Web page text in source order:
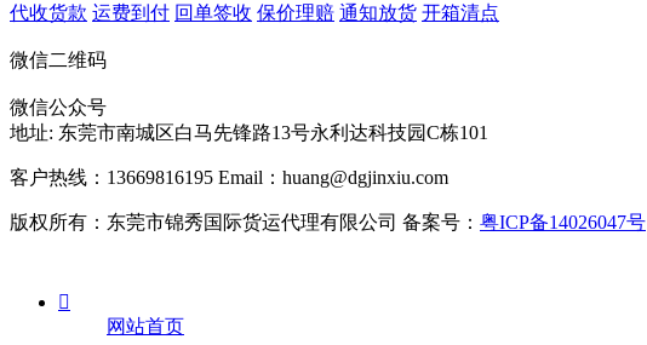
代收货款 运费到付 回单签收 保价理赔 通知放货 开箱清点
微信二维码
微信公众号
地址: 东莞市南城区白马先锋路13号永利达科技园C栋101
客户热线：13669816195 Email：huang@dgjinxiu.com
版权所有：东莞市锦秀国际货运代理有限公司 备案号： 粤ICP备14026047号

网站首页